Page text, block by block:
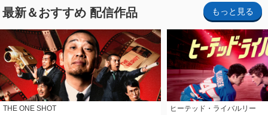
最新＆おすすめ 配信作品 もっと見る
THE ONE SHOT
ヒーテッド・ライバルリー